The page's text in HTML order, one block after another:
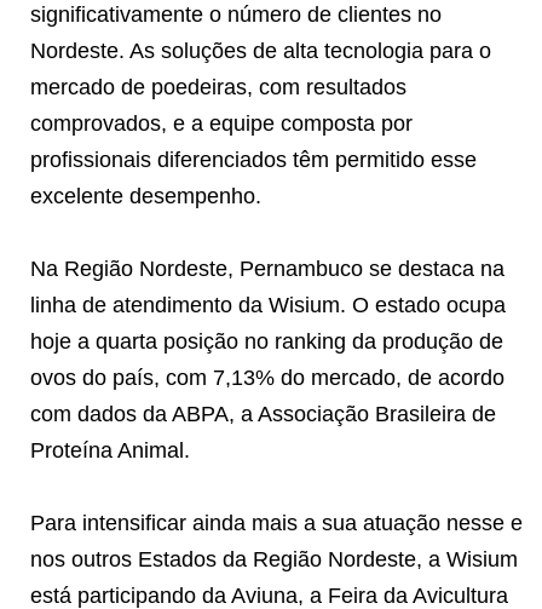
significativamente o número de clientes no
Nordeste. As soluções de alta tecnologia para o
mercado de poedeiras, com resultados
comprovados, e a equipe composta por
profissionais diferenciados têm permitido esse
excelente desempenho.
Na Região Nordeste, Pernambuco se destaca na
linha de atendimento da Wisium. O estado ocupa
hoje a quarta posição no ranking da produção de
ovos do país, com 7,13% do mercado, de acordo
com dados da ABPA, a Associação Brasileira de
Proteína Animal.
Para intensificar ainda mais a sua atuação nesse e
nos outros Estados da Região Nordeste, a Wisium
está participando da Aviuna, a Feira da Avicultura